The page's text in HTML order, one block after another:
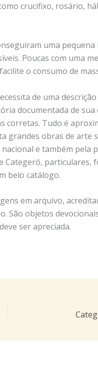
crucifixo, rosário,
uma
Poucas com uma
o consumo de
de uma
documentada de
corretas. Tudo é
obras de arte
e também pela
particulares,
belo catálogo.
em arquivo,
São objetos
ser apreciada.